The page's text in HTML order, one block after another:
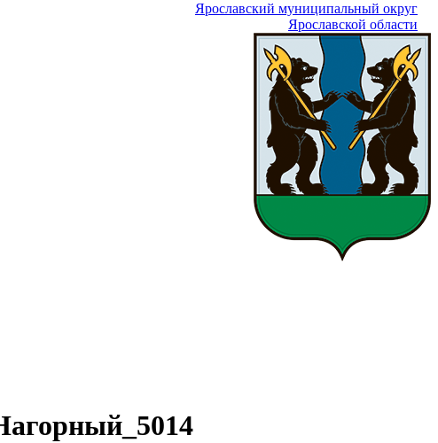
Ярославский муниципальный округ
Ярославской области